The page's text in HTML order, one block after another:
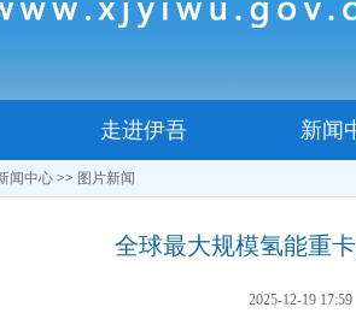
走进伊吾 新闻
闻中心 >> 图片新闻
全球最大规模氢能重
2025-12-19 17:59